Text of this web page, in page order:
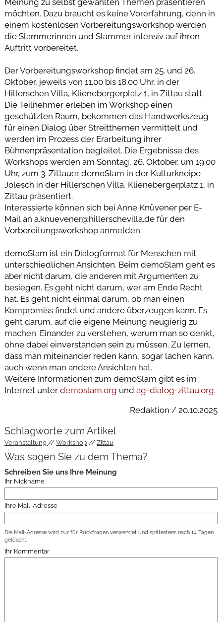
Meinung zu selbst gewählten Themen präsentieren
möchten. Dazu braucht es keine Vorerfahrung, denn in
einem kostenlosen Vorbereitungsworkshop werden
die Slammerinnen und Slammer intensiv auf ihren
Auftritt vorbereitet.
Der Vorbereitungsworkshop findet am 25. und 26.
Oktober, jeweils von 11.00 bis 18.00 Uhr, in der
Hillerschen Villa, Klienebergerplatz 1, in Zittau statt.
Die Teilnehmer erleben im Workshop einen
geschützten Raum, bekommen das Handwerkszeug
für einen Dialog über Streitthemen vermittelt und
werden im Prozess der Erarbeitung ihrer
Bühnenpräsentation begleitet. Die Ergebnisse des
Workshops werden am Sonntag, 26. Oktober, um 19.00
Uhr, zum 3. Zittauer demoSlam in der Kulturkneipe
Jolesch in der Hillerschen Villa, Klienebergerplatz 1, in
Zittau präsentiert.
Interessierte können sich bei Anne Knüvener per E-
Mail an a.knuevener@hillerschevilla.de für den
Vorbereitungsworkshop anmelden.
demoSlam ist ein Dialogformat für Menschen mit
unterschiedlichen Ansichten. Beim demoSlam geht es
aber nicht darum, die anderen mit Argumenten zu
besiegen. Es geht nicht darum, wer am Ende Recht
hat. Es geht nicht einmal darum, ob man einen
Kompromiss findet und andere überzeugen kann. Es
geht darum, auf die eigene Meinung neugierig zu
machen. Einander zu verstehen, warum man so denkt,
ohne dabei einverstanden sein zu müssen. Zu lernen,
dass man miteinander reden kann, sogar lachen kann,
auch wenn man andere Ansichten hat.
Weitere Informationen zum demoSlam gibt es im
Internet unter demoslam.org und ag-dialog-zittau.org.
Redaktion / 20.10.2025
Schlagworte zum Artikel
Veranstaltung Workshop Zittau
Was sagen Sie zu dem Thema?
Schreiben Sie uns Ihre Meinung
Ihr Nickname
Ihre Mail-Adresse
Die Mail-Adresse wird nur für Rückfragen verwendet und spätestens nach 14 Tagen
gelöscht.
Ihr Kommentar